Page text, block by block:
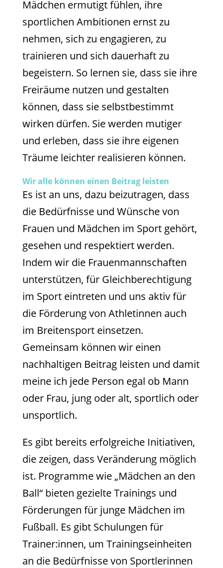
Mädchen ermutigt fühlen, ihre
sportlichen Ambitionen ernst zu
nehmen, sich zu engagieren, zu
trainieren und sich dauerhaft zu
begeistern. So lernen sie, dass sie ihre
Freiräume nutzen und gestalten
können, dass sie selbstbestimmt
wirken dürfen. Sie werden mutiger
und erleben, dass sie ihre eigenen
Träume leichter realisieren können.
Wir alle können einen Beitrag leisten
Es ist an uns, dazu beizutragen, dass
die Bedürfnisse und Wünsche von
Frauen und Mädchen im Sport gehört,
gesehen und respektiert werden.
Indem wir die Frauenmannschaften
unterstützen, für Gleichberechtigung
im Sport eintreten und uns aktiv für
die Förderung von Athletinnen auch
im Breitensport einsetzen.
Gemeinsam können wir einen
nachhaltigen Beitrag leisten und damit
meine ich jede Person egal ob Mann
oder Frau, jung oder alt, sportlich oder
unsportlich.
Es gibt bereits erfolgreiche Initiativen,
die zeigen, dass Veränderung möglich
ist. Programme wie „Mädchen an den
Ball“ bieten gezielte Trainings und
Förderungen für junge Mädchen im
Fußball. Es gibt Schulungen für
Trainer:innen, um Trainingseinheiten
an die Bedürfnisse von Sportlerinnen